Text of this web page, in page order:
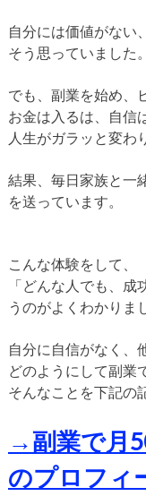
自分には価値がない
そう思っていました。
でも、副業を始め、
お金は入るは、自信
人生がガラッと変わ
結果、毎日家族と一
を送っています。
こんな体験をして、
「どんな人でも、成
うのがよくわかりま
自分に自信がなく、
どのようにして副業
そんなことを下記の
→副業で月
のプロフィ